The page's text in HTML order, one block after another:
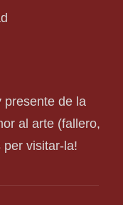
presente de la
al arte (fallero,
per visitar-la!